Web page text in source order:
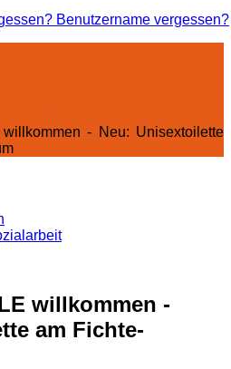
Benutzername vergessen?
- Neu: Unisextoilette
willkommen -
am Fichte-